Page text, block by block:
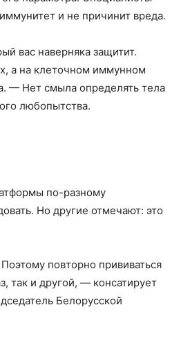
Наша гісторыя
Контакты
Правила использования материалов
и не причинит вреда.
вас наверняка защитит.
а на клеточном иммунном
— Нет смыла определять тела
любопытства.
по-разному
Но другие отмечают: это
повторно прививаться
так и другой, — консатирует
Белорусской